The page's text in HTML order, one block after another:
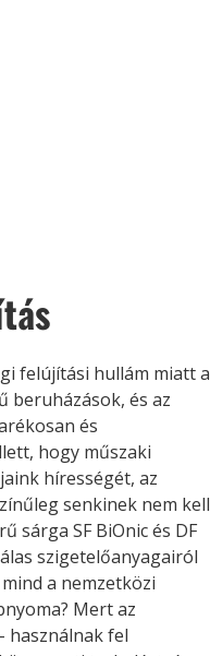
felújítási hullám miatt a
beruházások, és az
és
hogy műszaki
hírességét, az
senkinek nem kell
sárga SF BiOnic és DF
szigetelőanyagairól
a nemzetközi
Mert az
használnak fel